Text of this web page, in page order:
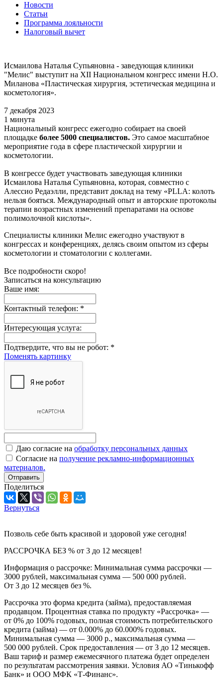
Новости
Статьи
Программа лояльности
Налоговый вычет
Исмаилова Наталья Супьяновна - заведующая клиники
"Мелис" выступит на XII Национальном конгресс имени Н.О.
Миланова «Пластическая хирургия, эстетическая медицина и
косметология».
7 декабря 2023
1 минута
Национальный конгресс ежегодно собирает на своей
площадке более 5000 специалистов. Это самое масштабное
мероприятие года в сфере пластической хирургии и
косметологии.
В конгрессе будет участвовать заведующая клиники
Исмаилова Наталья Супьяновна, которая, совместно с
Алессио Редаэлли, представит доклад на тему «PLLA: колоть
нельзя бояться. Международный опыт и авторские протоколы
терапии возрастных изменений препаратами на основе
полимолочной кислоты».
Специалисты клиники Мелис ежегодно участвуют в
конгрессах и конференциях, делясь своим опытом из сферы
косметологии и стоматологии с коллегами.
Все подробности скоро!
Записаться на консультацию
Ваше имя:
Контактный телефон: *
Интересующая услуга:
Подтвердите, что вы не робот: *
Поменять картинку
Даю согласие на обработку персональных данных
Согласие на получение рекламно-информационных
материалов.
Отправить
Поделиться
Вернуться
Позволь себе быть красивой и здоровой уже сегодня!
РАССРОЧКА БЕЗ % от 3 до 12 месяцев!
Информация о рассрочке: Минимальная сумма рассрочки —
3000 рублей, максимальная сумма — 500 000 рублей.
От 3 до 12 месяцев без %.
Рассрочка это форма кредита (займа), предоставляемая
продавцом. Процентная ставка по продукту «Рассрочка» —
от 0% до 100% годовых, полная стоимость потребительского
кредита (займа) — от 0.000% до 60.000% годовых.
Минимальная сумма — 3000 р., максимальная сумма —
500 000 рублей. Срок предоставления — от 3 до 12 месяцев.
Ваш тариф и размер ежемесячного платежа будет определен
по результатам рассмотрения заявки. Условия АО «Тинькофф
Банк» и ООО МФК «Т-Финанс».